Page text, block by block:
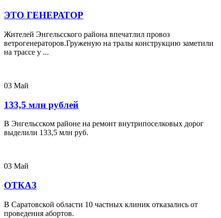
ЭТО ГЕНЕРАТОР
Жителей Энгельсского района впечатлил провоз
ветрогенераторов.Груженую на тралы конструкцию заметили
на трассе у ...
03 Май
133,5 млн рублей
В Энгельсском районе на ремонт внутрипоселковых дорог
выделили 133,5 млн руб.
03 Май
ОТКАЗ
В Саратовской области 10 частных клиник отказались от
проведения абортов.